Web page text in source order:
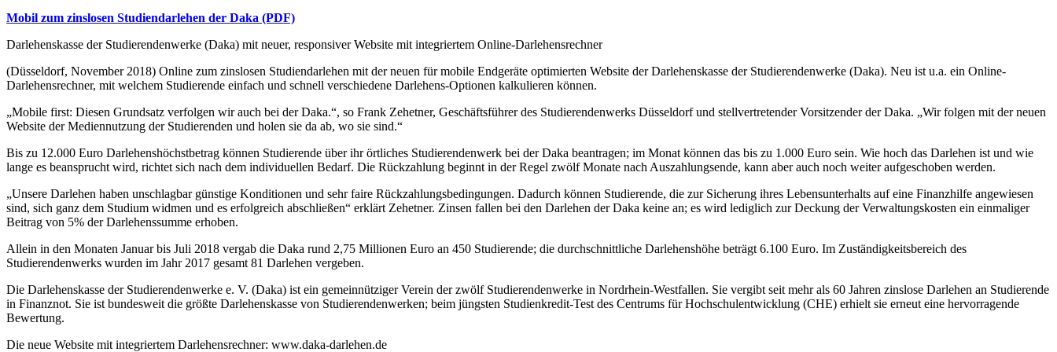
Mobil zum zinslosen Studiendarlehen der Daka (PDF)
Darlehenskasse der Studierendenwerke (Daka) mit neuer, responsiver Website mit integriertem Online-Darlehensrechner
(Düsseldorf, November 2018) Online zum zinslosen Studiendarlehen mit der neuen für mobile Endgeräte optimierten Website der Darlehenskasse der Studierendenwerke (Daka). Neu ist u.a. ein Online-
Darlehensrechner, mit welchem Studierende einfach und schnell verschiedene Darlehens-Optionen kalkulieren können.
„Mobile first: Diesen Grundsatz verfolgen wir auch bei der Daka.“, so Frank Zehetner, Geschäftsführer des Studierendenwerks Düsseldorf und stellvertretender Vorsitzender der Daka. „Wir folgen mit der neuen
Website der Mediennutzung der Studierenden und holen sie da ab, wo sie sind.“
Bis zu 12.000 Euro Darlehenshöchstbetrag können Studierende über ihr örtliches Studierendenwerk bei der Daka beantragen; im Monat können das bis zu 1.000 Euro sein. Wie hoch das Darlehen ist und wie
lange es beansprucht wird, richtet sich nach dem individuellen Bedarf. Die Rückzahlung beginnt in der Regel zwölf Monate nach Auszahlungsende, kann aber auch noch weiter aufgeschoben werden.
„Unsere Darlehen haben unschlagbar günstige Konditionen und sehr faire Rückzahlungsbedingungen. Dadurch können Studierende, die zur Sicherung ihres Lebensunterhalts auf eine Finanzhilfe angewiesen
sind, sich ganz dem Studium widmen und es erfolgreich abschließen“ erklärt Zehetner. Zinsen fallen bei den Darlehen der Daka keine an; es wird lediglich zur Deckung der Verwaltungskosten ein einmaliger
Beitrag von 5% der Darlehenssumme erhoben.
Allein in den Monaten Januar bis Juli 2018 vergab die Daka rund 2,75 Millionen Euro an 450 Studierende; die durchschnittliche Darlehenshöhe beträgt 6.100 Euro. Im Zuständigkeitsbereich des
Studierendenwerks wurden im Jahr 2017 gesamt 81 Darlehen vergeben.
Die Darlehenskasse der Studierendenwerke e. V. (Daka) ist ein gemeinnütziger Verein der zwölf Studierendenwerke in Nordrhein-Westfallen. Sie vergibt seit mehr als 60 Jahren zinslose Darlehen an Studierende
in Finanznot. Sie ist bundesweit die größte Darlehenskasse von Studierendenwerken; beim jüngsten Studienkredit-Test des Centrums für Hochschulentwicklung (CHE) erhielt sie erneut eine hervorragende
Bewertung.
Die neue Website mit integriertem Darlehensrechner: www.daka-darlehen.de